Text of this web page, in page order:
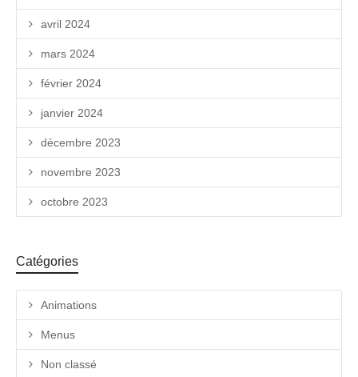
avril 2024
mars 2024
février 2024
janvier 2024
décembre 2023
novembre 2023
octobre 2023
Catégories
Animations
Menus
Non classé